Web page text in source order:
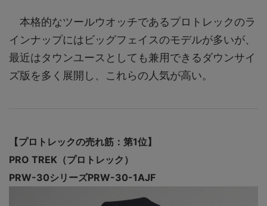
本格的なツールウオッチであるプロトレックのラ
インナップにはビッグフェイスのモデルが多いが、
最近はタウンユースとしても兼用できるダウンサイ
ズ版を多く展開し、これらの人気が高い。
【プロトレックの売れ筋：第1位】
PRO TREK（プロトレック）
PRW-30シリーズPRW-30-1AJF